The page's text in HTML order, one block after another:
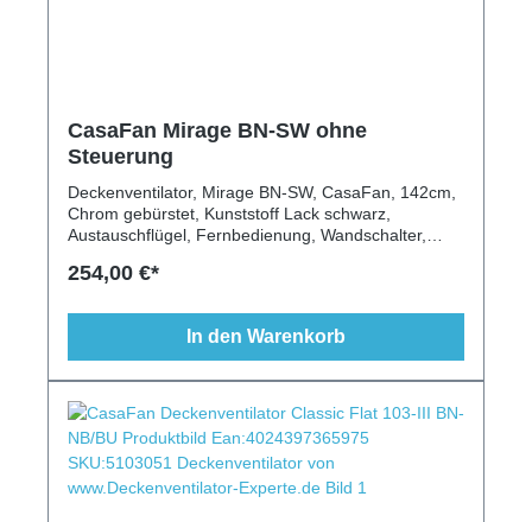
CasaFan Mirage BN-SW ohne
Steuerung
Deckenventilator, Mirage BN-SW, CasaFan, 142cm,
Chrom gebürstet, Kunststoff Lack schwarz,
Austauschflügel, Fernbedienung, Wandschalter,
254,00 €*
In den Warenkorb